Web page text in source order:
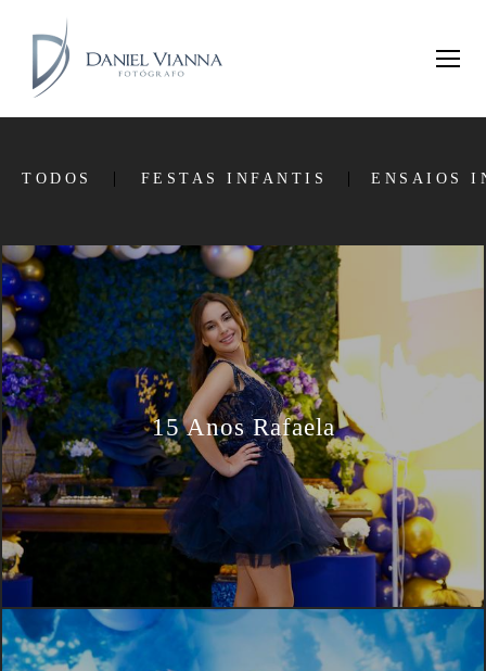
TODOS FESTAS INFANTIS ENSAIOS
15 Anos Rafaela